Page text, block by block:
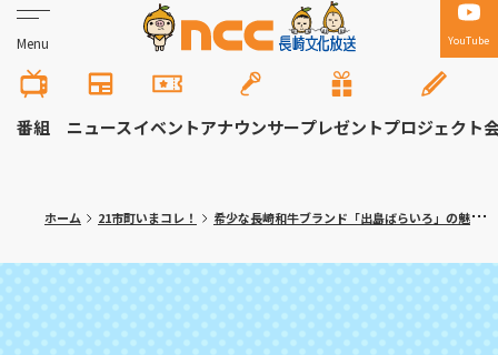
Menu YouTube
番組 ニュースイベントアナウンサープレゼントプロジェクト
ホーム 21市町いまコレ！ 希少な長崎和牛ブランド「出島ばらいろ」の魅力 時津町「焼肉 真」満腹記者㉒